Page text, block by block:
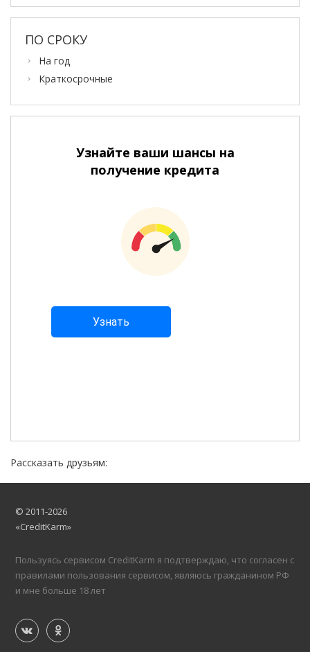
ПО СРОКУ
На год
Краткосрочные
Узнайте ваши шансы на
получение кредита
Рассказать друзьям:
© 2011-2026
«CreditKarm»
Пользуясь сервисом CreditKarm я подтверждаю, что согласен с
правилами пользования сервисом, являюсь гражданином РФ
и мне больше 18 лет